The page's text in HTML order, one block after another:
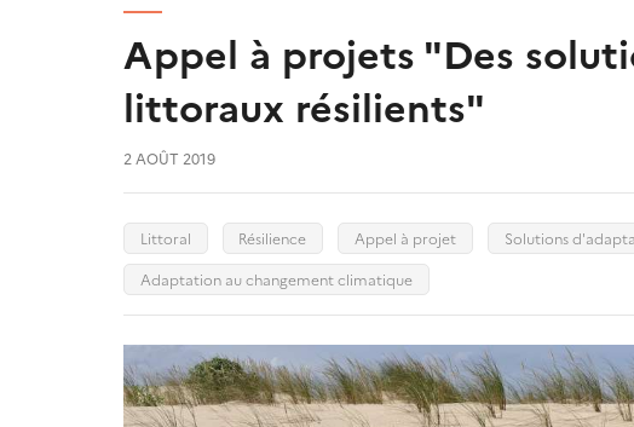
Appel à projets "Des
littoraux résilients"
2 AOÛT 2019
Littoral Résilience Appel à projet Solutions
Adaptation au changement climatique